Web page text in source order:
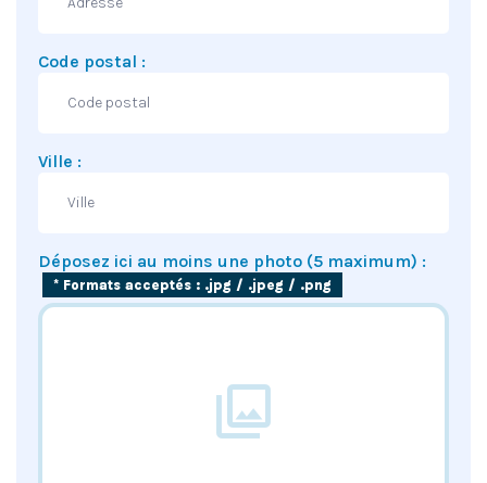
Code postal :
Ville :
Déposez ici au moins une photo (5 maximum) :
* Formats acceptés : .jpg / .jpeg / .png